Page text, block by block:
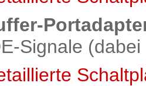
Signale